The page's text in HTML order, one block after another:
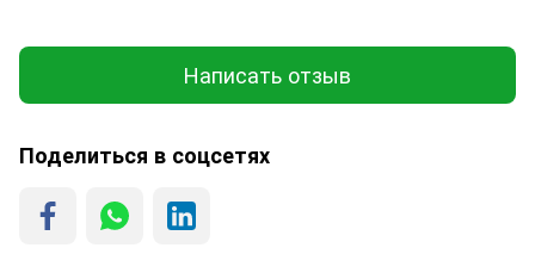
Написать отзыв
Поделиться в соцсетях